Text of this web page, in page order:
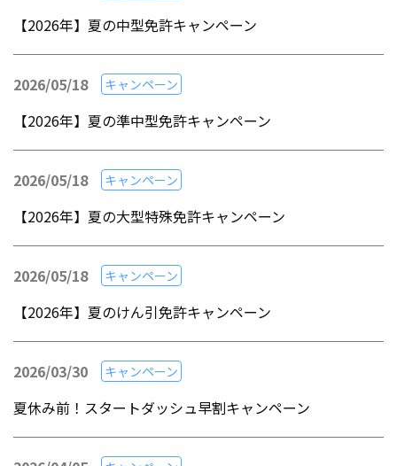
【2026年】夏の中型免許キャンペーン
2026/05/18 キャンペーン
【2026年】夏の準中型免許キャンペーン
2026/05/18 キャンペーン
【2026年】夏の大型特殊免許キャンペーン
2026/05/18 キャンペーン
【2026年】夏のけん引免許キャンペーン
2026/03/30 キャンペーン
夏休み前！スタートダッシュ早割キャンペーン